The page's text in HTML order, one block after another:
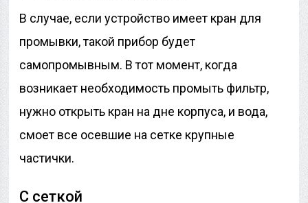
В случае, если устройство имеет кран для
промывки, такой прибор будет
самопромывным. В тот момент, когда
возникает необходимость промыть фильтр,
нужно открыть кран на дне корпуса, и вода,
смоет все осевшие на сетке крупные
частички.
С сеткой